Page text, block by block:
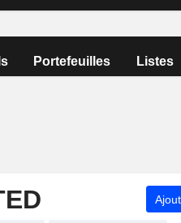
Portefeuilles Listes